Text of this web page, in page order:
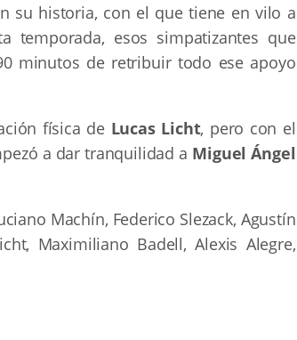
su historia, con el que tiene en vilo a
temporada, esos simpatizantes que
minutos de retribuir todo ese apoyo
física de Lucas Licht, pero con el
a dar tranquilidad a Miguel Ángel
Machín, Federico Slezack, Agustín
Maximiliano Badell, Alexis Alegre,